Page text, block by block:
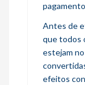
Antes de
que todos
estejam
efeitos